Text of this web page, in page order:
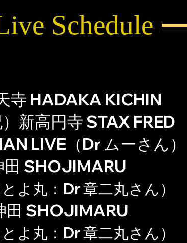
Schedule
寺 HADAKA KICHIN
新高円寺 STAX FRED
LIVE（Dr ムーさん）
田 SHOJIMARU
とよ丸：Dr 章二丸さん）
田 SHOJIMARU
とよ丸：Dr 章二丸さん）